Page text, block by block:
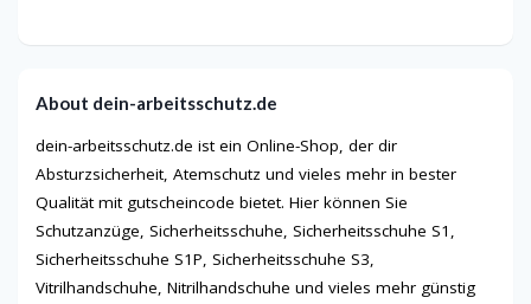
About dein-arbeitsschutz.de
dein-arbeitsschutz.de ist ein Online-Shop, der dir
Absturzsicherheit, Atemschutz und vieles mehr in bester
Qualität mit gutscheincode bietet. Hier können Sie
Schutzanzüge, Sicherheitsschuhe, Sicherheitsschuhe S1,
Sicherheitsschuhe S1P, Sicherheitsschuhe S3,
Vitrilhandschuhe, Nitrilhandschuhe und vieles mehr günstig